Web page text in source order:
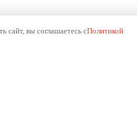
сайт, вы соглашаетесь сПолитикой